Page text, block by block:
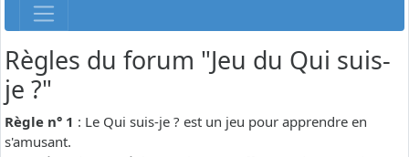
Règles du forum "Jeu du Qui suis-
je ?"
Règle n° 1 : Le Qui suis-je ? est un jeu pour apprendre en
s'amusant.